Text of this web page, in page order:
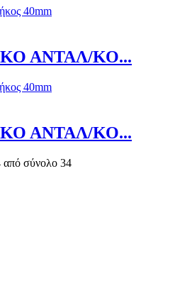
ΑΝΤΑΛ/ΚΟ...
ΑΝΤΑΛ/ΚΟ...
από σύνολο 34